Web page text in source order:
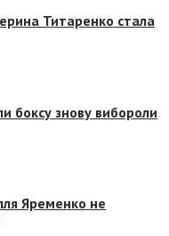
Титаренко стала
боксу знову вибороли
Яременко не